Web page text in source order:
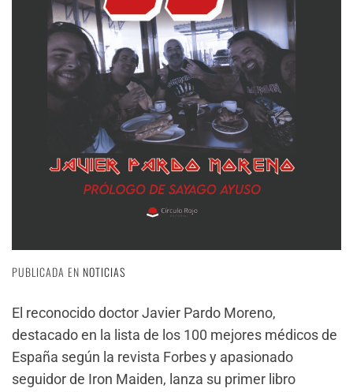
PUBLICADA EN NOTICIAS
El reconocido doctor Javier Pardo Moreno,
destacado en la lista de los 100 mejores médicos de
España según la revista Forbes y apasionado
seguidor de Iron Maiden, lanza su primer libro